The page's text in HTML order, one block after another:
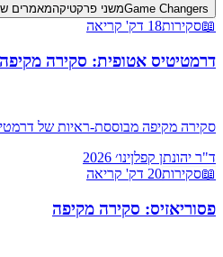
Game Changersמשני פרקטיקהמאמרים
📖סקירות18 דק' קריאה
דרמטיטיס אטופית: סקירה מקיפה
סקירה מקיפה מבוססת-ראיות של
ד"ר יהונתן קפלןינו׳ 2026
📖סקירות20 דק' קריאה
פסוריאזיס: סקירה מקיפה